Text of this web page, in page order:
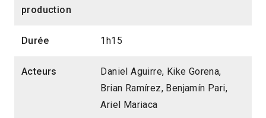
production
Durée 1h15
Acteurs
Daniel Aguirre, Kike Gorena,
Brian Ramírez, Benjamín Pari,
Ariel Mariaca